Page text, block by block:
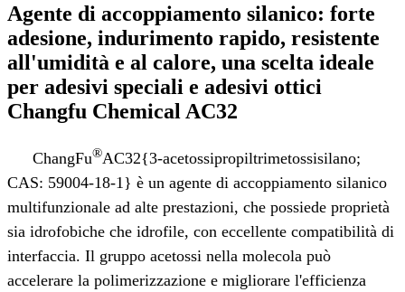
Agente di accoppiamento silanico: forte
adesione, indurimento rapido, resistente
all'umidità e al calore, una scelta ideale
per adesivi speciali e adesivi ottici
Changfu Chemical AC32
ChangFu®AC32{3-acetossipropiltrimetossisilano;
CAS: 59004-18-1} è un agente di accoppiamento silanico
multifunzionale ad alte prestazioni, che possiede proprietà
sia idrofobiche che idrofile, con eccellente compatibilità di
interfaccia. Il gruppo acetossi nella molecola può
accelerare la polimerizzazione e migliorare l'efficienza